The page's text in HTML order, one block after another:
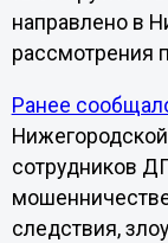
направлено в
рассмотрения
Ранее
сотрудников
следствия,